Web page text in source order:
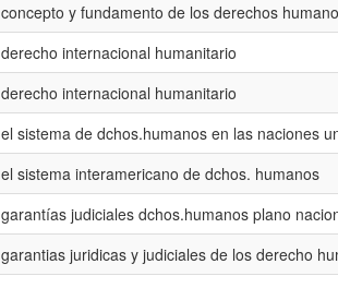
concepto y fundamento de los derechos
derecho internacional humanitario
derecho internacional humanitario
el sistema de dchos.humanos en las naciones
el sistema interamericano de dchos. humanos
garantías judiciales dchos.humanos plano
garantias juridicas y judiciales de los derecho